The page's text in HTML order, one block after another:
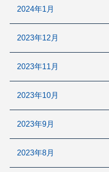
2024年1月
2023年12月
2023年11月
2023年10月
2023年9月
2023年8月